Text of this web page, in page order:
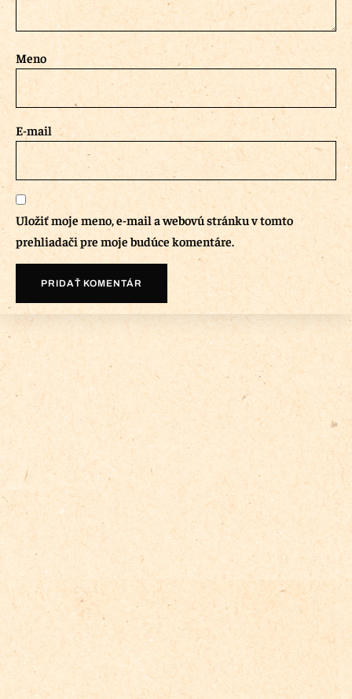
Meno
E-mail
Uložiť moje meno, e-mail a webovú stránku v tomto
prehliadači pre moje budúce komentáre.